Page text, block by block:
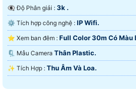
👁️‍🗨 Độ Phân giải : 3k .
⚙ Tích hợp công nghệ : IP Wifi.
⭐ Xem ban đêm : Full Color 30m Có Màu
🗜️ Mẫu Camera Thân Plastic.
️✨ Tích Hợp : Thu Âm Và Loa.